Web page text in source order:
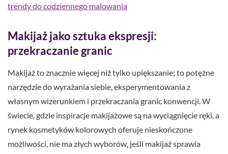
trendy do codziennego malowania
Makijaż jako sztuka ekspresji:
przekraczanie granic
Makijaż to znacznie więcej niż tylko upiększanie; to potężne
narzędzie do wyrażania siebie, eksperymentowania z
własnym wizerunkiem i przekraczania granic konwencji. W
świecie, gdzie inspiracje makijażowe są na wyciągnięcie ręki, a
rynek kosmetyków kolorowych oferuje nieskończone
możliwości, nie ma złych wyborów, jeśli makijaż sprawia